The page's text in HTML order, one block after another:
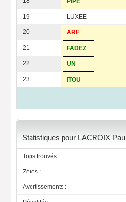
PIPE
19 LUXEE
20 ARF
21 FADEZ
22 UN
23 ITOU
Statistiques pour LACROIX
Tops trouvés :
Zéros :
Avertissements :